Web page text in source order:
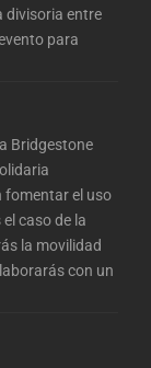
divisoria entre
para
Bridgestone
fomentar el uso
caso de la
la movilidad
con un